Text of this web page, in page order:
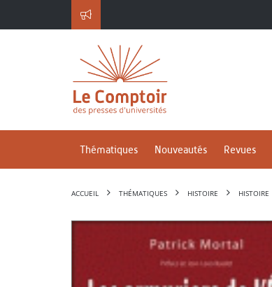
Thématiques Nouveautés Revues
ACCUEIL THÉMATIQUES HISTOIRE HISTOIRE